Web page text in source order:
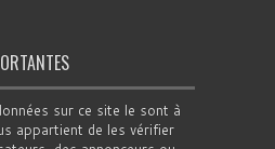
sur ce site le sont à
appartient de les vérifier